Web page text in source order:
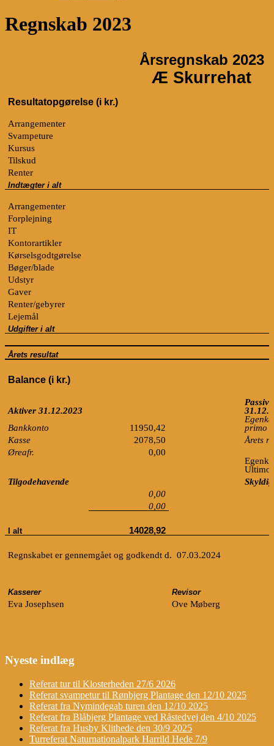
Regnskab 2023
Årsregnskab 2023
Æ Skurrehat
Resultatopgørelse (i kr.)
Arrangementer
Svampeture
Kursus
Tilskud
Renter
Indtægter i alt
Arrangementer
Forplejning
IT
Kontorartikler
Kørselsgodtgørelse
Bøger/blade
Udstyr
Gaver
Renter/gebyrer
Lejemål
Udgifter i alt
Årets resultat
Balance (i kr.)
Aktiver 31.12.2023
Bankkonto
11950,42
primo
Kasse
2078,50
Årets
Øreafr.
0,00
Ultimo
Tilgodehavende
0,00
0,00
I alt 14028,92
Regnskabet er gennemgået og godkendt d. 07.03.2024
Kasserer Revisor
Eva Josephsen Ove Møberg
Nyeste indlæg
Referat tur til Klosterheden 27/6 2026
Referat svampetur til Rønbjerg Plantage den 12/10 2025
Referat fra Nymindegab turen den 12/10 2025
Referat fra Blåbjerg Plantage ved Råstedvej den 4/10 2025
Referat fra Husby Klithede den 30/9 2025
Turreferat Naturnationalpark Harrild Hede 7/9